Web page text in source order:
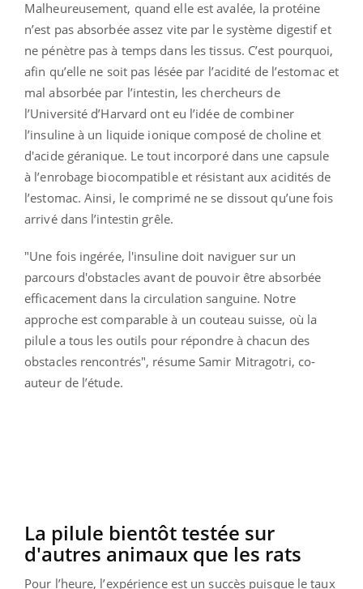
Malheureusement, quand elle est avalée, la protéine
n’est pas absorbée assez vite par le système digestif et
ne pénètre pas à temps dans les tissus. C’est pourquoi,
afin qu’elle ne soit pas lésée par l’acidité de l’estomac et
mal absorbée par l’intestin, les chercheurs de
l’Université d’Harvard ont eu l’idée de combiner
l’insuline à un liquide ionique composé de choline et
d'acide géranique. Le tout incorporé dans une capsule
à l’enrobage biocompatible et résistant aux acidités de
l’estomac. Ainsi, le comprimé ne se dissout qu’une fois
arrivé dans l’intestin grêle.
"Une fois ingérée, l'insuline doit naviguer sur un
parcours d'obstacles avant de pouvoir être absorbée
efficacement dans la circulation sanguine. Notre
approche est comparable à un couteau suisse, où la
pilule a tous les outils pour répondre à chacun des
obstacles rencontrés", résume Samir Mitragotri, co-
auteur de l’étude.
La pilule bientôt testée sur
d'autres animaux que les rats
Pour l’heure, l’expérience est un succès puisque le taux